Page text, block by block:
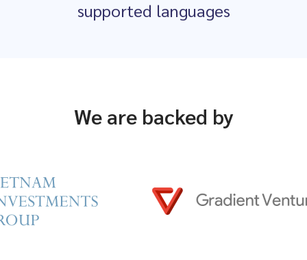
supported languages
We are backed by